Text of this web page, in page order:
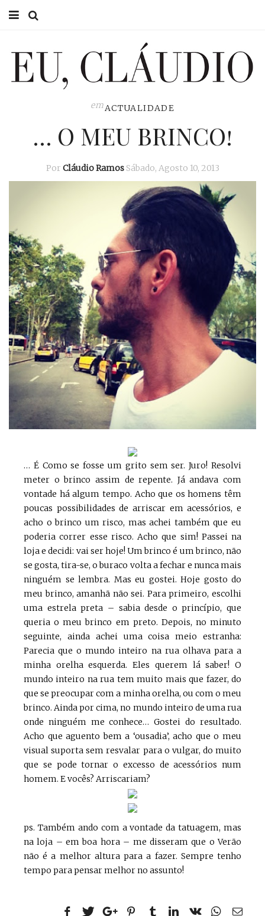
EU CLÁUDIO
ACTUALIDADE
emACTUALIDADE
… O MEU BRINCO!
Por Cláudio Ramos Sábado, Agosto 10, 2013
… É Como se fosse um grito sem ser. Juro! Resolvi
meter o brinco assim de repente. Já andava com
vontade há algum tempo. Acho que os homens têm
poucas possibilidades de arriscar em acessórios, e
acho o brinco um risco, mas achei também que eu
poderia correr esse risco. Acho que sim! Passei na
loja e decidi: vai ser hoje! Um brinco é um brinco, não
se gosta, tira-se, o buraco volta a fechar e nunca mais
ninguém se lembra. Mas eu gostei. Hoje gosto do
meu brinco, amanhã não sei. Para primeiro, escolhi
uma estrela preta – sabia desde o princípio, que
queria o meu brinco em preto. Depois, no minuto
seguinte, ainda achei uma coisa meio estranha:
Parecia que o mundo inteiro na rua olhava para a
minha orelha esquerda. Eles querem lá saber! O
mundo inteiro na rua tem muito mais que fazer, do
que se preocupar com a minha orelha, ou com o meu
brinco. Ainda por cima, no mundo inteiro de uma rua
onde ninguém me conhece… Gostei do resultado.
Acho que aguento bem a ‘ousadia’, acho que o meu
visual suporta sem resvalar para o vulgar, do muito
que se pode tornar o excesso de acessórios num
homem. E vocês? Arriscariam?
ps. Também ando com a vontade da tatuagem, mas
na loja – em boa hora – me disseram que o Verão
não é a melhor altura para a fazer. Sempre tenho
tempo para pensar melhor no assunto!